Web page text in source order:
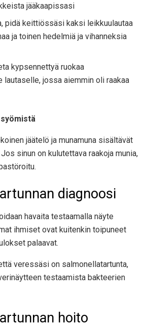
jääkaapissasi
pidä keittiössäsi kaksi leikkuulautaa
ja toinen hedelmiä ja vihanneksia
kypsennettyä ruokaa
lautaselle, jossa aiemmin oli raakaa
jäätelö ja munamuna sisältävät
sinun on kulutettava raakoja munia,
diagnoosi
havaita testaamalla näyte
ihmiset ovat kuitenkin toipuneet
palaavat.
veressäsi on salmonellatartunta,
testaamista bakteerien
hoito